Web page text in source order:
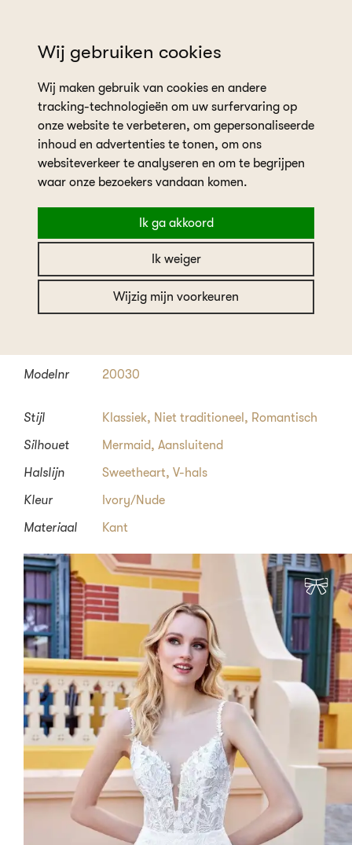
Wij gebruiken cookies
Wij maken gebruik van cookies en andere
tracking-technologieën om uw surfervaring op
onze website te verbeteren, om gepersonaliseerde
inhoud en advertenties te tonen, om ons
websiteverkeer te analyseren en om te begrijpen
waar onze bezoekers vandaan komen.
Ik ga akkoord
Ik weiger
Wijzig mijn voorkeuren
collectie Sweetheart
Sweetheart
Modelnr
20030
Stijl Klassiek, Niet traditioneel , Romantisch
Silhouet
Mermaid, Aansluitend
Halslijn
Sweetheart, V-hals
Kleur
Ivory/Nude
Materiaal
Kant